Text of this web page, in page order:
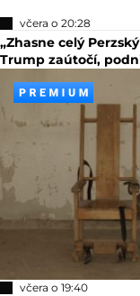
včera o 20:28
„Zhasne celý
Trump zaútočí,
včera o 19:40